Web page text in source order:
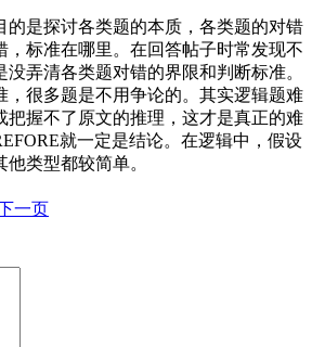
的是探讨各类题的本质，各类题的对错
，标准在哪里。在回答帖子时常发现不
弄清各类题对错的界限和判断标准。
，很多题是不用争论的。其实逻辑题难
把握不了原文的推理，这才是真正的难
就一定是结论。在逻辑中，假设
类型都较简单。
一页